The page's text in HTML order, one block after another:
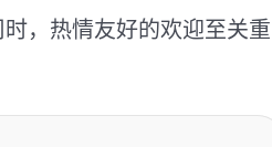
，热情友好的欢迎至关重